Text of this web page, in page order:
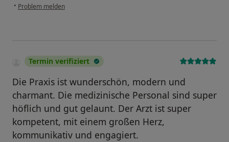
• Problem melden
Termin verifiziert
Die Praxis ist wunderschön, modern und
charmant. Die medizinische Personal sind super
höflich und gut gelaunt. Der Arzt ist super
kompetent, mit einem großen Herz,
kommunikativ und engagiert.